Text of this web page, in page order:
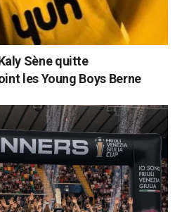
Sène quitte
les Young Boys Berne